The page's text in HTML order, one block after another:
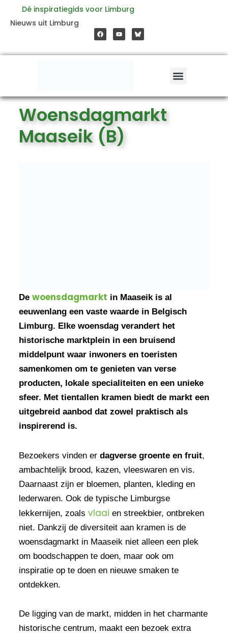
inhoud
Dé inspiratiegids voor Limburg
Nieuws uit Limburg
a
c
e
o
o
o
u
t
b
e
Woensdagmarkt
Maaseik (B)
De woensdagmarkt in Maaseik is al
eeuwenlang een vaste waarde in Belgisch
Limburg. Elke woensdag verandert het
historische marktplein in een bruisend
middelpunt waar inwoners en toeristen
samenkomen om te genieten van verse
producten, lokale specialiteiten en een unieke
sfeer. Met tientallen kramen biedt de markt een
uitgebreid aanbod dat zowel praktisch als
inspirerend is.
Bezoekers vinden er dagverse groente en fruit,
ambachtelijk brood, kazen, vleeswaren en vis.
Daarnaast zijn er bloemen, planten, kleding en
lederwaren. Ook de typische Limburgse
lekkernijen, zoals vlaai en streekbier, ontbreken
niet. Dankzij de diversiteit aan kramen is de
woensdagmarkt in Maaseik niet alleen een plek
om boodschappen te doen, maar ook om
inspiratie op te doen en nieuwe smaken te
ontdekken.
De ligging van de markt, midden in het charmante
historische centrum, maakt een bezoek extra